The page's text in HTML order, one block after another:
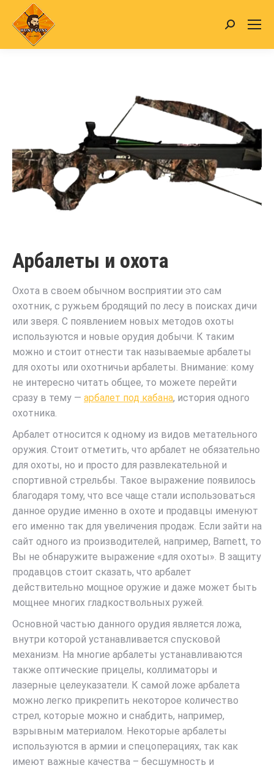
Search:
Арбалеты и охота
Охота в своем обычном восприятии это сам
охотник, с ружьем бродящий по лесу в поисках дичи
или зверя. С появлением новых методов охоты
используются и новые орудия добычи. К таким
можно и стоит отнести так называемые арбалеты
для охоты или охотничьи арбалеты. Внимание: кому
не интересно читать общее, то можете перейти
сразу в тему — арбалет под кабана, история одного
охотника.
Арбалет относится к одному из видов метательного
оружия. Стоит отметить, что арбалет не обязательно
для охоты, но и просто для развлекательной и
спортивной стрельбы. Такое выражение появилось
благодаря тому, что все чаще стали использоваться
данное орудие именно в охоте и продавцы именуют
его именно так для увеличения продаж. Если зайти на
сайт одного из производителей, например, Barnett, то
Вы не обнаружите выражение «для охоты». В защиту
продавцов стоит сказать, что арбалет
действительно мощное оружие и даже может быть
мощнее многих гладкоствольных ружей.
Основной частью данного орудия является ложа,
внутри которой устанавливается спусковой
механизм. На многие арбалеты устанавливаются
также оптические прицелы, коллиматоры и
лазерные целеуказатели. К самой ложе арбалета
можно легко прикрепить некоторое количество
стрел, которые можно и снабдить, например,
взрывным материалом. Некоторые арбалеты
используются в армии и спецоперациях, так как
имеют важные качества – бесшумность и